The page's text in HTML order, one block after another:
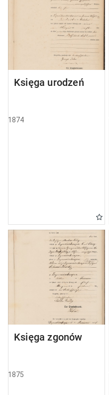
Księga urodzeń
1874
Księga zgonów
1875